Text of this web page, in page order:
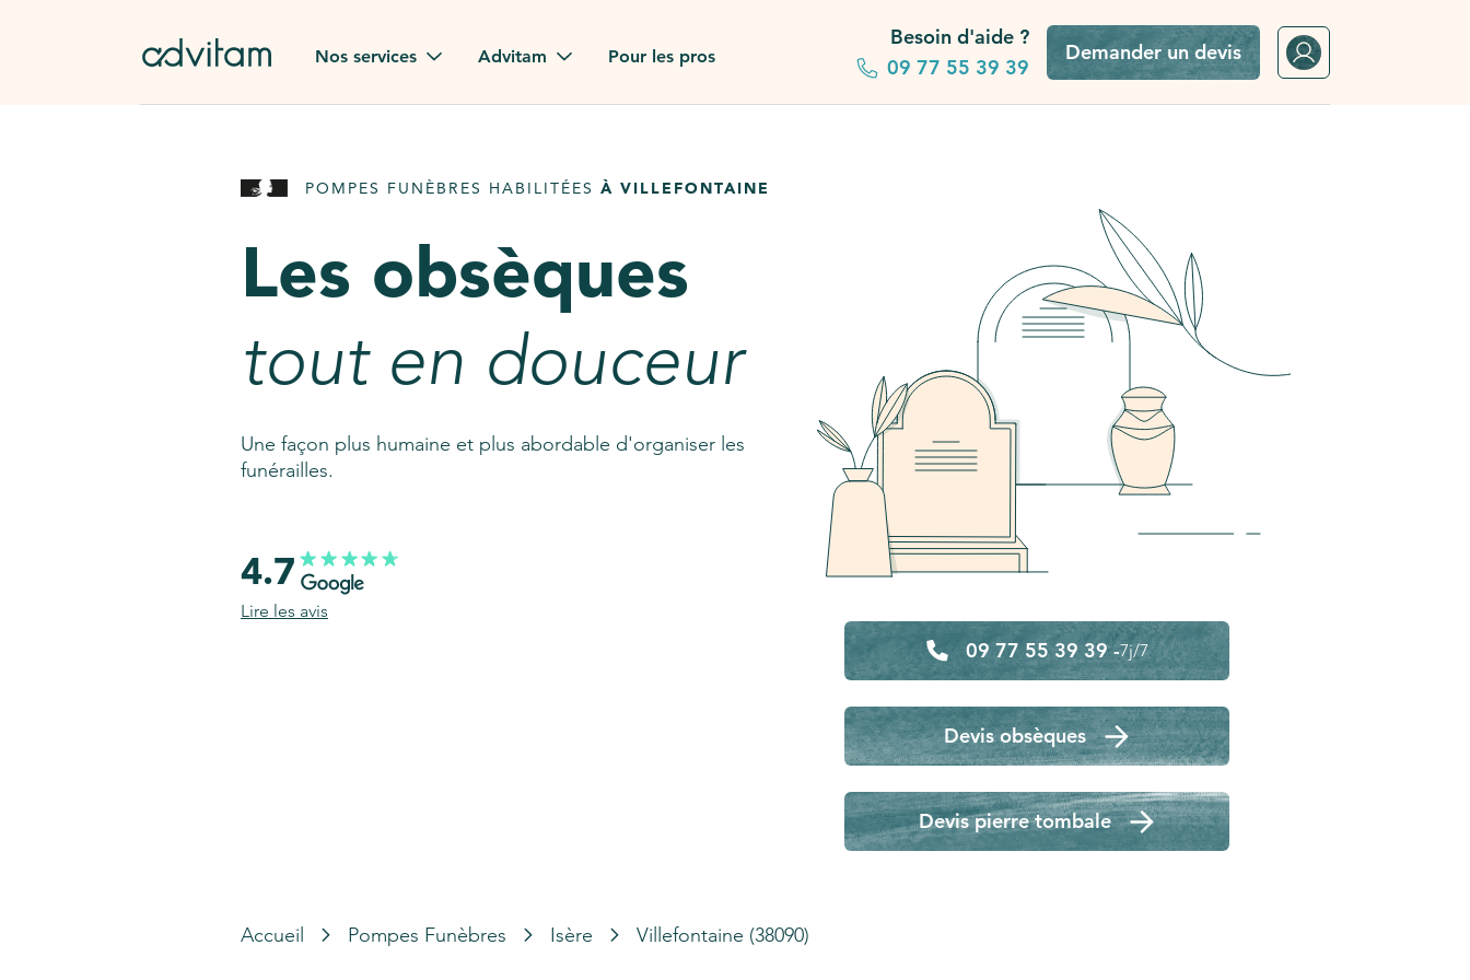
Nos services
Rapatriement à
Pierre tombale
AssistGPT
Nos services en plus
Advitam
Advitam dans la presse
Consultez notre FAQ
Pour les pros
Besoin d'aide ?
09 77 55 39 39
Demander un devis
POMPES FUNÈBRES HABILITÉES À VILLEFONTAINE
Les obsèques
tout en douceur
Une façon plus humaine et plus abordable d'organiser les
funérailles.
09 77 55 39 39 -7j/7
Devis obsèques
Devis pierre tombale
4.7
Lire les avis
Accueil Pompes Funèbres Isère Villefontaine (38090)